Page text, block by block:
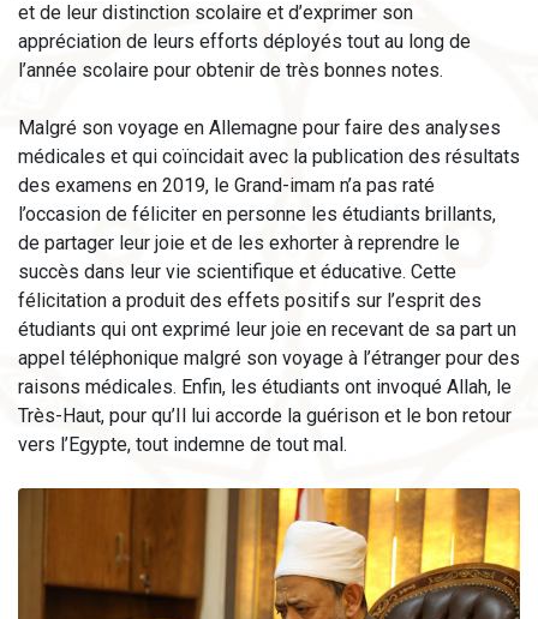
et de leur distinction scolaire et d’exprimer son
appréciation de leurs efforts déployés tout au long de
l’année scolaire pour obtenir de très bonnes notes.
Malgré son voyage en Allemagne pour faire des analyses
médicales et qui coïncidait avec la publication des résultats
des examens en 2019, le Grand-imam n’a pas raté
l’occasion de féliciter en personne les étudiants brillants,
de partager leur joie et de les exhorter à reprendre le
succès dans leur vie scientifique et éducative. Cette
félicitation a produit des effets positifs sur l’esprit des
étudiants qui ont exprimé leur joie en recevant de sa part un
appel téléphonique malgré son voyage à l’étranger pour des
raisons médicales. Enfin, les étudiants ont invoqué Allah, le
Très-Haut, pour qu’Il lui accorde la guérison et le bon retour
vers l’Egypte, tout indemne de tout mal.